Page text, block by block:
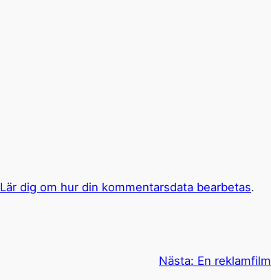
Lär dig om hur din kommentarsdata bearbetas.
Nästa: En reklamfilm